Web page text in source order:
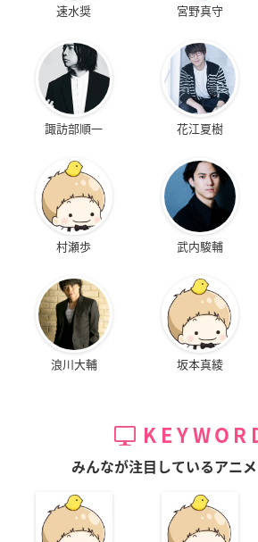
速水奨 宮野真守
諏訪部順一 花江夏樹
村瀬歩 武内駿輔
浪川大輔 坂本真綾
みんなが注目しているアニ